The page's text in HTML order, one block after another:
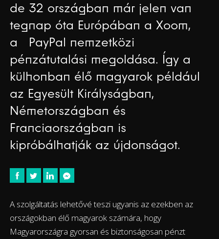
de 32 országban már jelen van
tegnap óta Európában a Xoom,
a PayPal nemzetközi
pénzátutalási megoldása. Így a
külhonban élő magyarok például
az Egyesült Királyságban,
Németországban és
Franciaországban is
kipróbálhatják az újdonságot.
A szolgáltatás lehetővé teszi ugyanis az ezekben az
országokban élő magyarok számára, hogy
Magyarországra gyorsan és biztonságosan pénzt